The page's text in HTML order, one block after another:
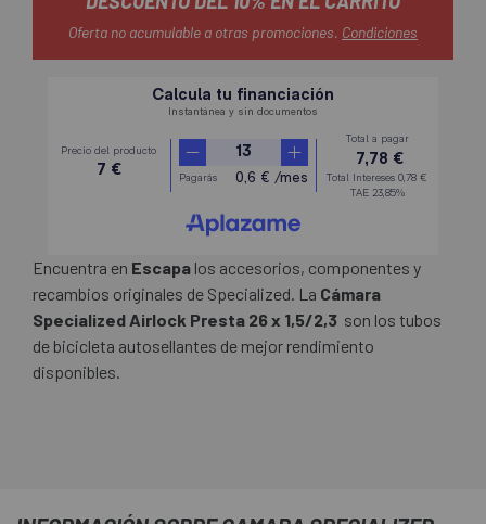
Oferta no acumulable a otras promociones. Condiciones
Encuentra en Escapa los accesorios, componentes y
recambios originales de Specialized. La Cámara
Specialized Airlock Presta 26 x 1,5/2,3 son los tubos
de bicicleta autosellantes de mejor rendimiento
disponibles.